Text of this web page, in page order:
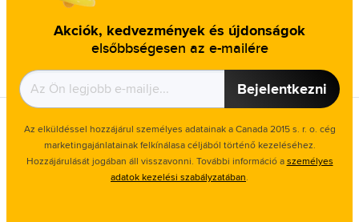
Akciók, kedvezmények és újdonságok
elsőbbségesen az e-mailére
Bejelentkezni
Az elküldéssel hozzájárul személyes adatainak a Canada 2015 s. r. o. cég
marketingajánlatainak felkínálasa céljából történő kezeléséhez.
Hozzájárulását jogában áll visszavonni. További információ aszemélyes
adatok kezelési szabályzatában.